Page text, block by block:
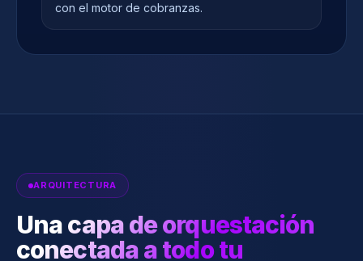
con el motor de cobranzas.
ARQUITECTURA
Una capa de orquestación
conectada a todo tu